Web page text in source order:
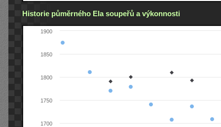
Historie půměrného Ela soupeřů a výkonnosti
1700
1750
1800
1850
1900